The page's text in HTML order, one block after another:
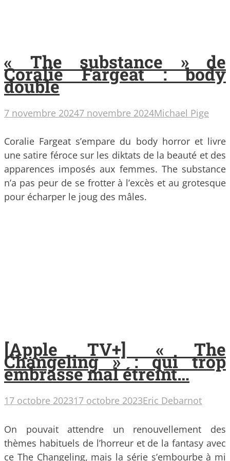
« The substance » de
Coralie Fargeat : body
double
7 novembre 20247 novembre 2024Michael Pige
Coralie Fargeat s’empare du body horror et livre
une satire féroce sur les diktats de la beauté et des
apparences imposés aux femmes. The substance
n’a pas peur de se frotter à l’excès et au grotesque
pour écharper le joug des mâles.
[Apple TV+] « The
Changeling » : qui trop
embrasse mal étreint…
17 octobre 202317 octobre 2023Eric Debarnot
On pouvait attendre un renouvellement des
thèmes habituels de l’horreur et de la fantasy avec
ce The Changeling, mais la série s’embourbe à mi